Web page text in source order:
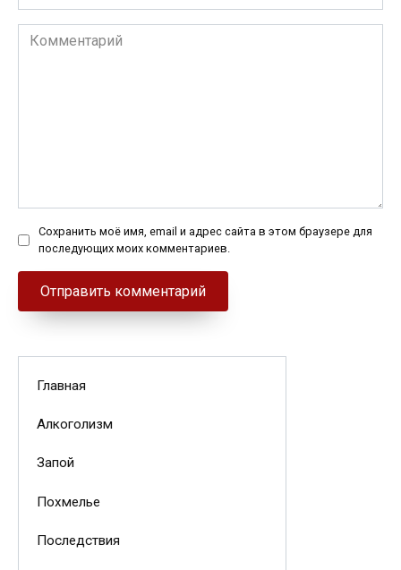
Комментарий
Сохранить моё имя, email и адрес сайта в этом браузере для
последующих моих комментариев.
Главная
Алкоголизм
Запой
Похмелье
Последствия